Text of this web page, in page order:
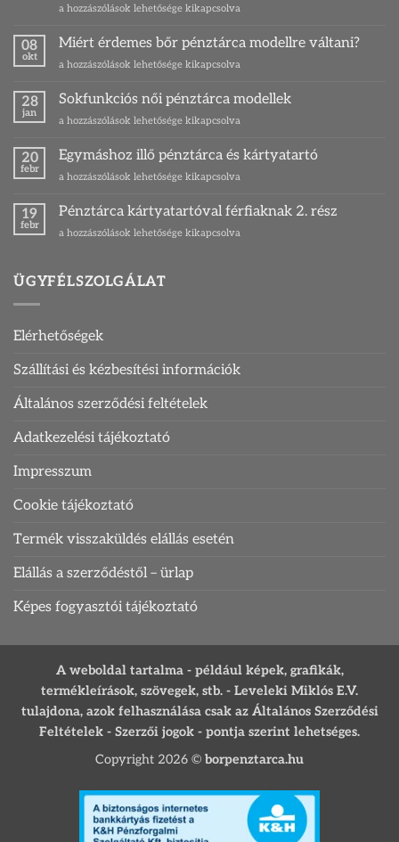
Ponty
Magyarország
zsákmányhala
egy
különleges
bejegyzéshez
a hozzászólások lehetősége kikapcsolva
08
okt
Miért érdemes bőr pénztárca modellre váltani?
Miért
bőr
modellre
bejegyzéshez
a hozzászólások lehetősége kikapcsolva
28
jan
Sokfunkciós női pénztárca modellek
Sokfunkciós
pénztárca
modellek
bejegyzéshez
a hozzászólások lehetősége kikapcsolva
20
febr
Egymáshoz illő pénztárca és kártyatartó
Egymáshoz
pénztárca
kártyatartó
a hozzászólások lehetősége kikapcsolva
19
febr
Pénztárca kártyatartóval férfiaknak 2. rész
Pénztárca
2.
a hozzászólások lehetősége kikapcsolva
ÜGYFÉLSZOLGÁLAT
Elérhetőségek
Szállítási és kézbesítési információk
Általános szerződési feltételek
Adatkezelési tájékoztató
Impresszum
Cookie tájékoztató
Termék visszaküldés elállás esetén
Elállás a szerződéstől – ürlap
Képes fogyasztói tájékoztató
A weboldal tartalma - például képek, grafikák,
termékleírások, szövegek, stb. - Leveleki Miklós E.V.
tulajdona, azok felhasználása csak az Általános Szerződési
Feltételek - Szerzői jogok - pontja szerint lehetséges.
Copyright 2026 © borpenztarca.hu